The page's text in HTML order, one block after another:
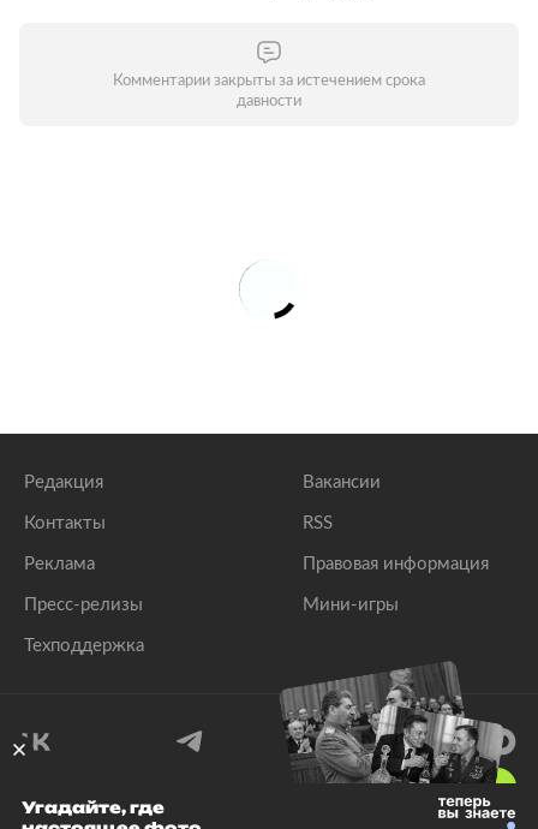
Комментарии закрыты за истечением срока
давности
Редакция
Контакты
Реклама
Пресс-релизы
Техподдержка
Вакансии
RSS
Правовая информация
Мини-игры
© 1999–2026 Все права защищены.
Угадайте, где